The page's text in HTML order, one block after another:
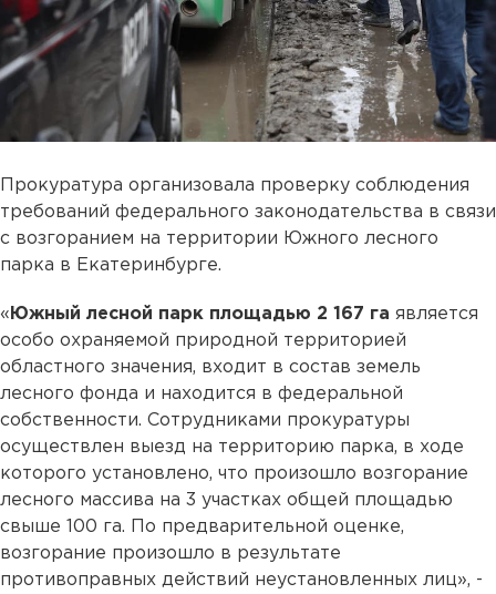
Прокуратура организовала проверку соблюдения
требований федерального законодательства в связи
с возгоранием на территории Южного лесного
парка в Екатеринбурге.
« Южный лесной парк площадью 2 167 га является
особо охраняемой природной территорией
областного значения, входит в состав земель
лесного фонда и находится в федеральной
собственности. Сотрудниками прокуратуры
осуществлен выезд на территорию парка, в ходе
которого установлено, что произошло возгорание
лесного массива на 3 участках общей площадью
свыше 100 га. По предварительной оценке,
возгорание произошло в результате
противоправных действий неустановленных лиц», -